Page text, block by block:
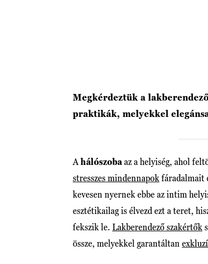
Megkérdeztük a
praktikák, melyekkel
Ahálószobaaz a helyiség, ahol
stresszes mindennapokfáradalmait
kevesen nyernek ebbe az intim
esztétikailag is élvezd ezt a teret,
fekszik le. Lakberendező szakértők
össze, melyekkel garantáltan